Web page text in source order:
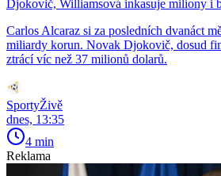
Djokovič, Williamsová inkasuje miliony i
Carlos Alcaraz si za posledních dvanáct
miliardy korun. Novak Djokovič, dosud
ztrácí víc než 37 milionů dolarů.
SportyŽivě
dnes, 13:35
4 min
Reklama